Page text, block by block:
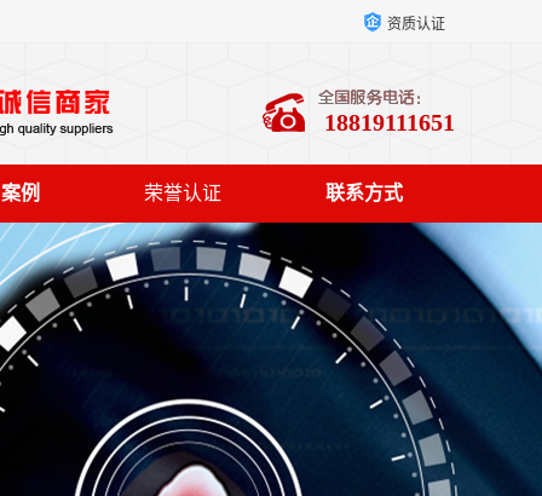
资质认证
18819111651
例 荣誉认证 联系方式